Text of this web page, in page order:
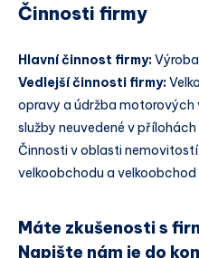
Činnosti firmy
Hlavní činnost firmy:
Vedlejší činnosti firmy:
opravy a údržba motorových
služby neuvedené v
Činnosti v oblasti
velkoobchodu a
Máte zkušenosti s
Napište nám je do